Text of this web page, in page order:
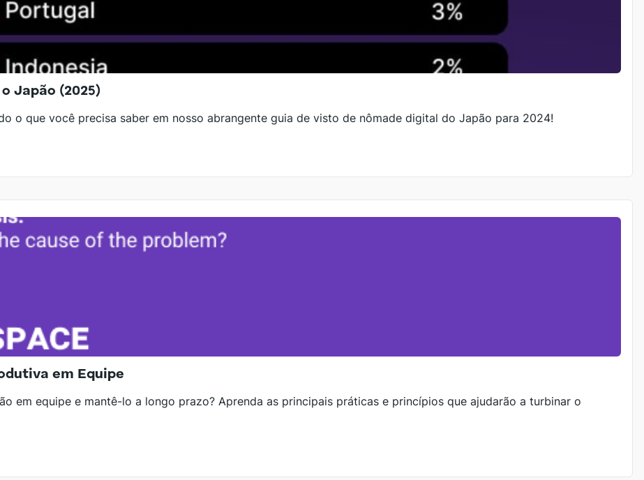
Japão (2025)
o que você precisa saber em nosso abrangente guia de visto de nômade digital do Japão para 2024!
em Equipe
em equipe e mantê-lo a longo prazo? Aprenda as principais práticas e princípios que ajudarão a turbinar o